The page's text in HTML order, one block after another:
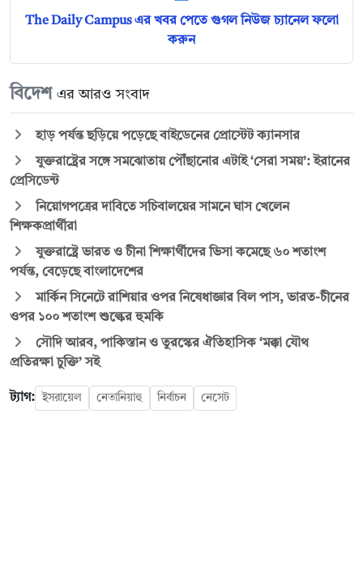
The Daily Campus এর খবর পেতে গুগল নিউজ চ্যানেল ফলো
করুন
বিদেশ এর আরও সংবাদ
হাড় পর্যন্ত ছড়িয়ে পড়েছে বাইডেনের প্রোস্টেট ক্যানসার
যুক্তরাষ্ট্রের সঙ্গে সমঝোতায় পৌঁছানোর এটাই ‘সেরা সময়’: ইরানের
প্রেসিডেন্ট
নিয়োগপত্রের দাবিতে সচিবালয়ের সামনে ঘাস খেলেন
শিক্ষকপ্রার্থীরা
যুক্তরাষ্ট্রে ভারত ও চীনা শিক্ষার্থীদের ভিসা কমেছে ৬০ শতাংশ
পর্যন্ত, বেড়েছে বাংলাদেশের
মার্কিন সিনেটে রাশিয়ার ওপর নিষেধাজ্ঞার বিল পাস, ভারত-চীনের
ওপর ১০০ শতাংশ শুল্কের হুমকি
সৌদি আরব, পাকিস্তান ও তুরস্কের ঐতিহাসিক ‘মক্কা যৌথ
প্রতিরক্ষা চুক্তি’ সই
ট্যাগ: ইসরায়েল নেতানিয়াহু নির্বাচন নেসেট